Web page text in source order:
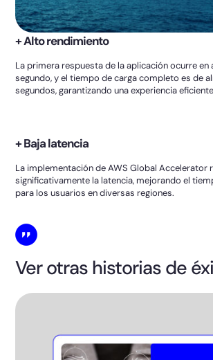
+ Alto rendimiento
La primera respuesta de la aplicación ocurre en
segundo, y el tiempo de carga completo es de
segundos, garantizando una experiencia
+ Baja latencia
La implementación de AWS Global Accelerator
significativamente la latencia, mejorando el
para los usuarios en diversas regiones.
Ver otras historias de